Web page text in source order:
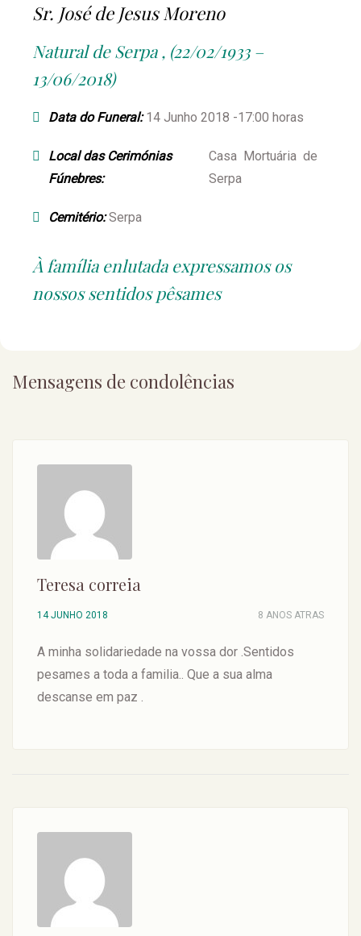
Sr. José de Jesus Moreno
Natural de Serpa , (22/02/1933 –
13/06/2018)
Data do Funeral:14 Junho 2018 -17:00 horas
Local das Cerimónias
Fúnebres:
Casa Mortuária de
Serpa
Cemitério: Serpa
À família enlutada expressamos os
nossos sentidos pêsames
Mensagens de condolências
Teresa correia
14 JUNHO 2018 8 ANOS ATRAS
A minha solidariedade na vossa dor .Sentidos
pesames a toda a familia.. Que a sua alma
descanse em paz .